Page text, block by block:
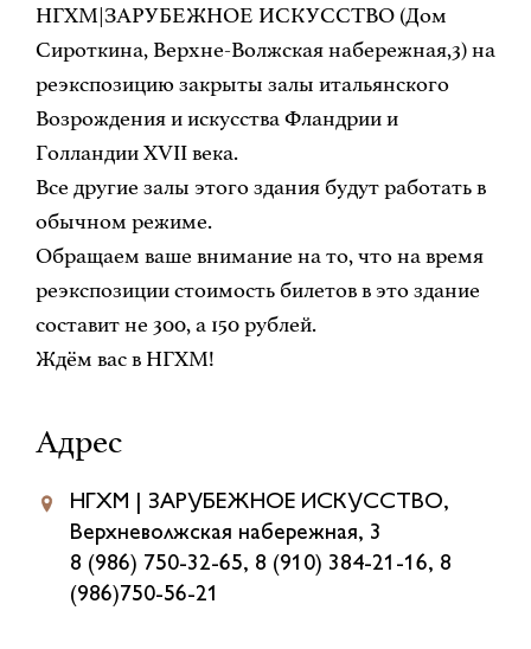
НГХМ|ЗАРУБЕЖНОЕ ИСКУССТВО (Дом
Сироткина, Верхне-Волжская набережная,3) на
реэкспозицию закрыты залы итальянского
Возрождения и искусства Фландрии и
Голландии XVII века.
Все другие залы этого здания будут работать в
обычном режиме.
Обращаем ваше внимание на то, что на время
реэкспозиции стоимость билетов в это здание
составит не 300, а 150 рублей.
Ждём вас в НГХМ!
Адрес
НГХМ | ЗАРУБЕЖНОЕ ИСКУССТВО,
Верхневолжская набережная, 3
8 (986) 750-32-65, 8 (910) 384-21-16, 8
(986)750-56-21